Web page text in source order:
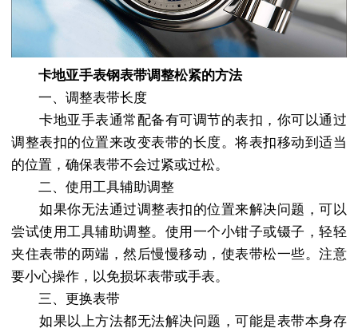
卡地亚手表钢表带调整松紧的方法
一、调整表带长度
卡地亚手表通常配备有可调节的表扣，你可以通过
调整表扣的位置来改变表带的长度。将表扣移动到适当
的位置，确保表带不会过紧或过松。
二、使用工具辅助调整
如果你无法通过调整表扣的位置来解决问题，可以
尝试使用工具辅助调整。使用一个小钳子或镊子，轻轻
夹住表带的两端，然后慢慢移动，使表带松一些。注意
要小心操作，以免损坏表带或手表。
三、更换表带
如果以上方法都无法解决问题，可能是表带本身存